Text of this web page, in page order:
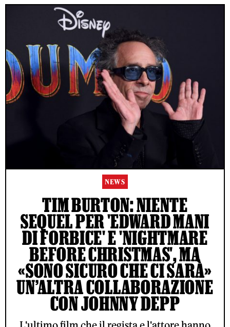
NEWS
TIM BURTON: NIENTE
SEQUEL PER 'EDWARD MANI
DI FORBICE' E 'NIGHTMARE
BEFORE CHRISTMAS', MA
«SONO SICURO CHE CI SARÀ»
UN’ALTRA COLLABORAZIONE
CON JOHNNY DEPP